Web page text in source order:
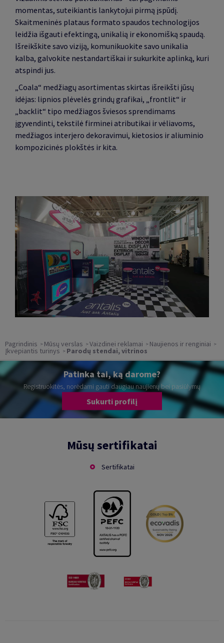
momentas, suteikiantis lankytojui pirmą įspūdį.
Skaitmeninės plataus formato spaudos technologijos
leidžia išgauti efektingą, unikalią ir ekonomišką spaudą.
Išreikškite savo viziją, komunikuokite savo unikalia
kalba, galvokite nestandartiškai ir sukurkite aplinką, kuri
atspindi jus.
„Coala“ medžiagų asortimentas skirtas išreikšti jūsų
idėjas: lipnios plėvelės grindų grafikai, „frontlit“ ir
„backlit“ tipo medžiagos šviesos sprendimams
įgyvendinti, tekstilė firminei atributikai ir vėliavoms,
medžiagos interjero dekoravimui, kietosios ir aliuminio
kompozicinės plokštės ir kita.
Pagrindinis Mūsų verslas Vaizdinei reklamai Naujienos ir renginiai
Įkvepiantis turinys Parodų stendai, vitrinos
Patinka tai, ką darome?
Registruokitės, norėdami gauti daugiau naujienų bei pasiūlymų
Sukurti profilį
Mūsų sertifikatai
Sertifikatai